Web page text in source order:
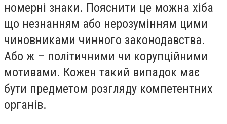
номерні знаки. Пояснити це можна хіба
що незнанням або нерозумінням цими
чиновниками чинного законодавства.
Або ж – політичними чи корупційними
мотивами. Кожен такий випадок має
бути предметом розгляду компетентних
органів.